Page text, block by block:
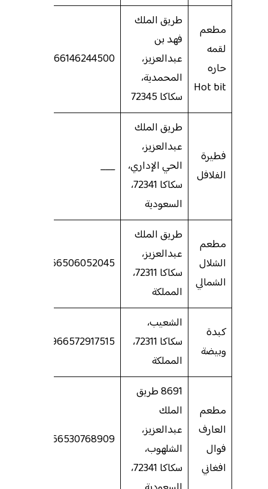
مطعم
لقمه
حاره
Hot bit
طريق الملك
فهد بن
عبدالعزيز،
المحمدية،
سكاكا 72345
966146244500
فطيرة
الفلافل
طريق الملك
عبدالعزيز،
الحي الإداري،
سكاكا 72341،
السعودية
___
مطعم
الشلال
الشمالي
طريق الملك
عبدالعزيز،
سكاكا 72311،
المملكة
966506052045
كبدة
وبيضة
الشعيب،
سكاكا 72311،
المملكة
966572917515
مطعم
العارف
فوال
افغاني
8691 طريق
الملك
عبدالعزيز،
الشلهوب،
سكاكا 72341،
966530768909